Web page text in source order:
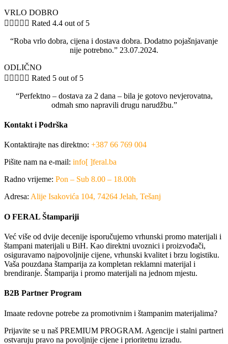
VRLO DOBRO
     Rated 4.4 out of 5
“Roba vrlo dobra, cijena i dostava dobra. Dodatno pojašnjavanje
nije potrebno.” 23.07.2024.
ODLIČNO
     Rated 5 out of 5
“Perfektno – dostava za 2 dana – bila je gotovo nevjerovatna,
odmah smo napravili drugu narudžbu.”
Kontakt i Podrška
Kontaktirajte nas direktno: +387 66 769 004
Pišite nam na e-mail: info[ ]feral.ba
Radno vrijeme: Pon – Sub 8.00 – 18.00h
Adresa: Alije Isakovića 104, 74264 Jelah, Tešanj
O FERAL Štampariji
Već više od dvije decenije isporučujemo vrhunski promo materijali i
štampani materijali u BiH. Kao direktni uvoznici i proizvođači,
osiguravamo najpovoljnije cijene, vrhunski kvalitet i brzu logistiku.
Vaša pouzdana štamparija za kompletan reklamni materijal i
brendiranje. Štamparija i promo materijali na jednom mjestu.
B2B Partner Program
Imaate redovne potrebe za promotivnim i štampanim materijalima?
Prijavite se u naš PREMIUM PROGRAM. Agencije i stalni partneri
ostvaruju pravo na povoljnije cijene i prioritetnu izradu.